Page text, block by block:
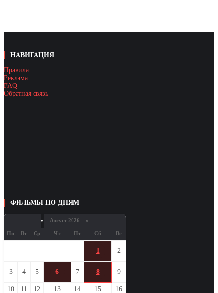
НАВИГАЦИЯ
Правила
Реклама
FAQ
Обратная связь
ФИЛЬМЫ ПО ДНЯМ
« Август 2026 »
Пн Вт Ср Чт Пт Сб Вс
1 2
3 4 5 6 7 8 9
10 11 12 13 14 15
16